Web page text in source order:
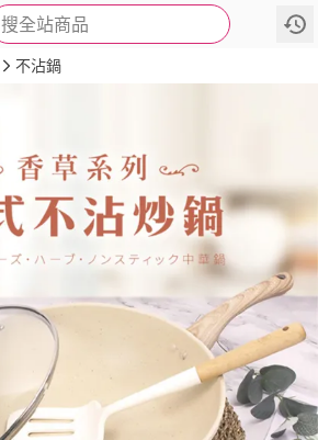
搜全站商品
評價 詳情
不沾鍋